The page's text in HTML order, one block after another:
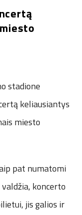
stadione
keliausiantys
miesto
pat numatomi
koncerto
jis galios ir